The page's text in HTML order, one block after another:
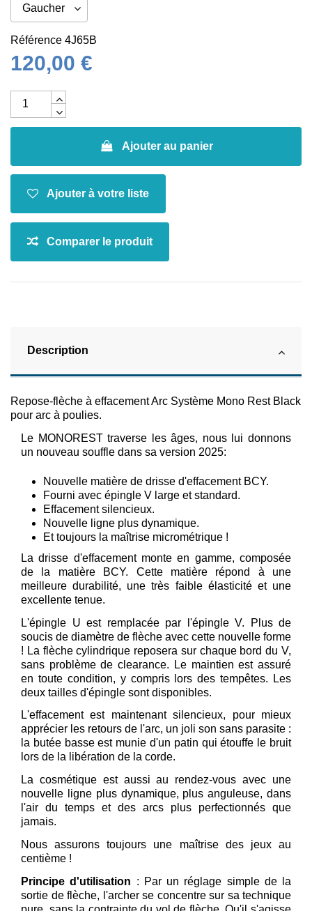
Référence 4J65B
120,00 €
Ajouter au panier
Description
Repose-flèche à effacement Arc Système Mono Rest Black
pour arc à poulies.
Le MONOREST traverse les âges, nous lui donnons
un nouveau souffle dans sa version 2025:
Nouvelle matière de drisse d'effacement BCY.
Fourni avec épingle V large et standard.
Effacement silencieux.
Nouvelle ligne plus dynamique.
Et toujours la maîtrise micrométrique !
La drisse d'effacement monte en gamme, composée
de la matière BCY. Cette matière répond à une
meilleure durabilité, une très faible élasticité et une
excellente tenue.
L'épingle U est remplacée par l'épingle V. Plus de
soucis de diamètre de flèche avec cette nouvelle forme
! La flèche cylindrique reposera sur chaque bord du V,
sans problème de clearance. Le maintien est assuré
en toute condition, y compris lors des tempêtes. Les
deux tailles d'épingle sont disponibles.
L'effacement est maintenant silencieux, pour mieux
apprécier les retours de l'arc, un joli son sans parasite :
la butée basse est munie d'un patin qui étouffe le bruit
lors de la libération de la corde.
La cosmétique est aussi au rendez-vous avec une
nouvelle ligne plus dynamique, plus anguleuse, dans
l'air du temps et des arcs plus perfectionnés que
jamais.
Nous assurons toujours une maîtrise des jeux au
centième !
Principe d'utilisation : Par un réglage simple de la
sortie de flèche, l'archer se concentre sur sa technique